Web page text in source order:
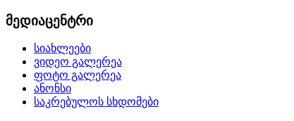
მედიაცენტრი
სიახლეები
ვიდეო გალერეა
ფოტო გალერეა
ანონსი
საკრებულოს სხდომები